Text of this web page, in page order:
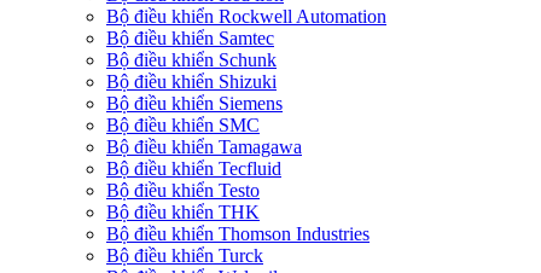
Bộ điều khiển Rockwell Automation
Bộ điều khiển Samtec
Bộ điều khiển Schunk
Bộ điều khiển Shizuki
Bộ điều khiển Siemens
Bộ điều khiển SMC
Bộ điều khiển Tamagawa
Bộ điều khiển Tecfluid
Bộ điều khiển Testo
Bộ điều khiển THK
Bộ điều khiển Thomson Industries
Bộ điều khiển Turck